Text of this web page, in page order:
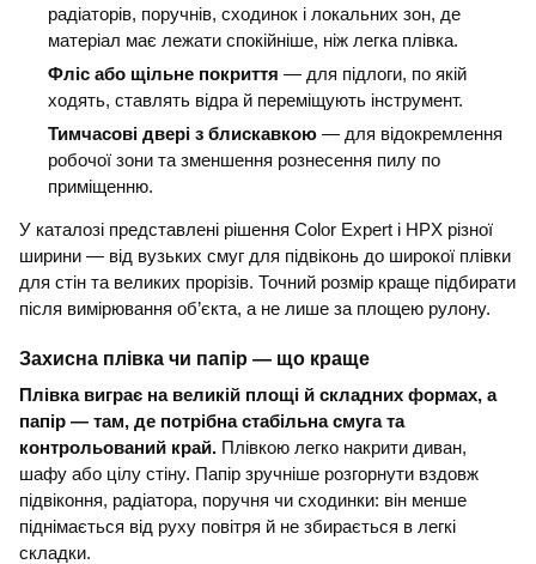
радіаторів, поручнів, сходинок і локальних зон, де
матеріал має лежати спокійніше, ніж легка плівка.
Фліс або щільне покриття — для підлоги, по якій
ходять, ставлять відра й переміщують інструмент.
Тимчасові двері з блискавкою — для відокремлення
робочої зони та зменшення рознесення пилу по
приміщенню.
У каталозі представлені рішення Color Expert і HPX різної
ширини — від вузьких смуг для підвіконь до широкої плівки
для стін та великих прорізів. Точний розмір краще підбирати
після вимірювання об’єкта, а не лише за площею рулону.
Захисна плівка чи папір — що краще
Плівка виграє на великій площі й складних формах, а
папір — там, де потрібна стабільна смуга та
контрольований край. Плівкою легко накрити диван,
шафу або цілу стіну. Папір зручніше розгорнути вздовж
підвіконня, радіатора, поручня чи сходинки: він менше
піднімається від руху повітря й не збирається в легкі
складки.